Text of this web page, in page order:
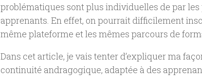
problématiques sont plus individuelles de par
apprenants. En effet, on pourrait difficilement
même plateforme et les mêmes parcours de
Dans cet article, je vais tenter d’expliquer ma
continuité andragogique, adaptée à des